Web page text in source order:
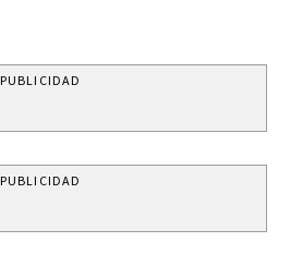
PUBLICIDAD
PUBLICIDAD